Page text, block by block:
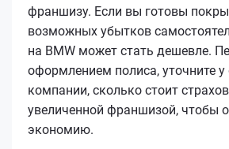
франшизу. Если вы готовы
возможных убытков
на BMW может стать дешевле.
оформлением полиса, уточните у
компании, сколько стоит
увеличенной франшизой, чтобы
экономию.